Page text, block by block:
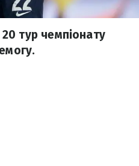
тур чемпіонату